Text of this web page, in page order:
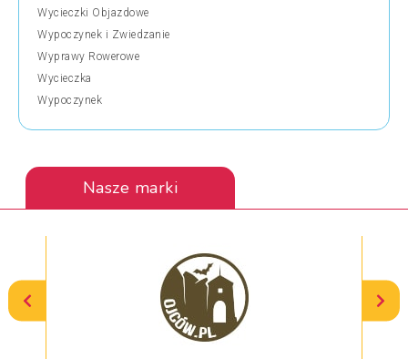
Wycieczki Objazdowe
Wypoczynek i Zwiedzanie
Wyprawy Rowerowe
Wycieczka
Wypoczynek
Nasze marki